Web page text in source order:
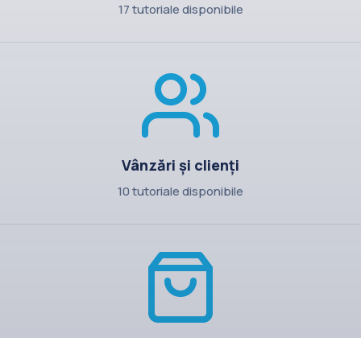
17 tutoriale disponibile
Vânzări și clienți
10 tutoriale disponibile